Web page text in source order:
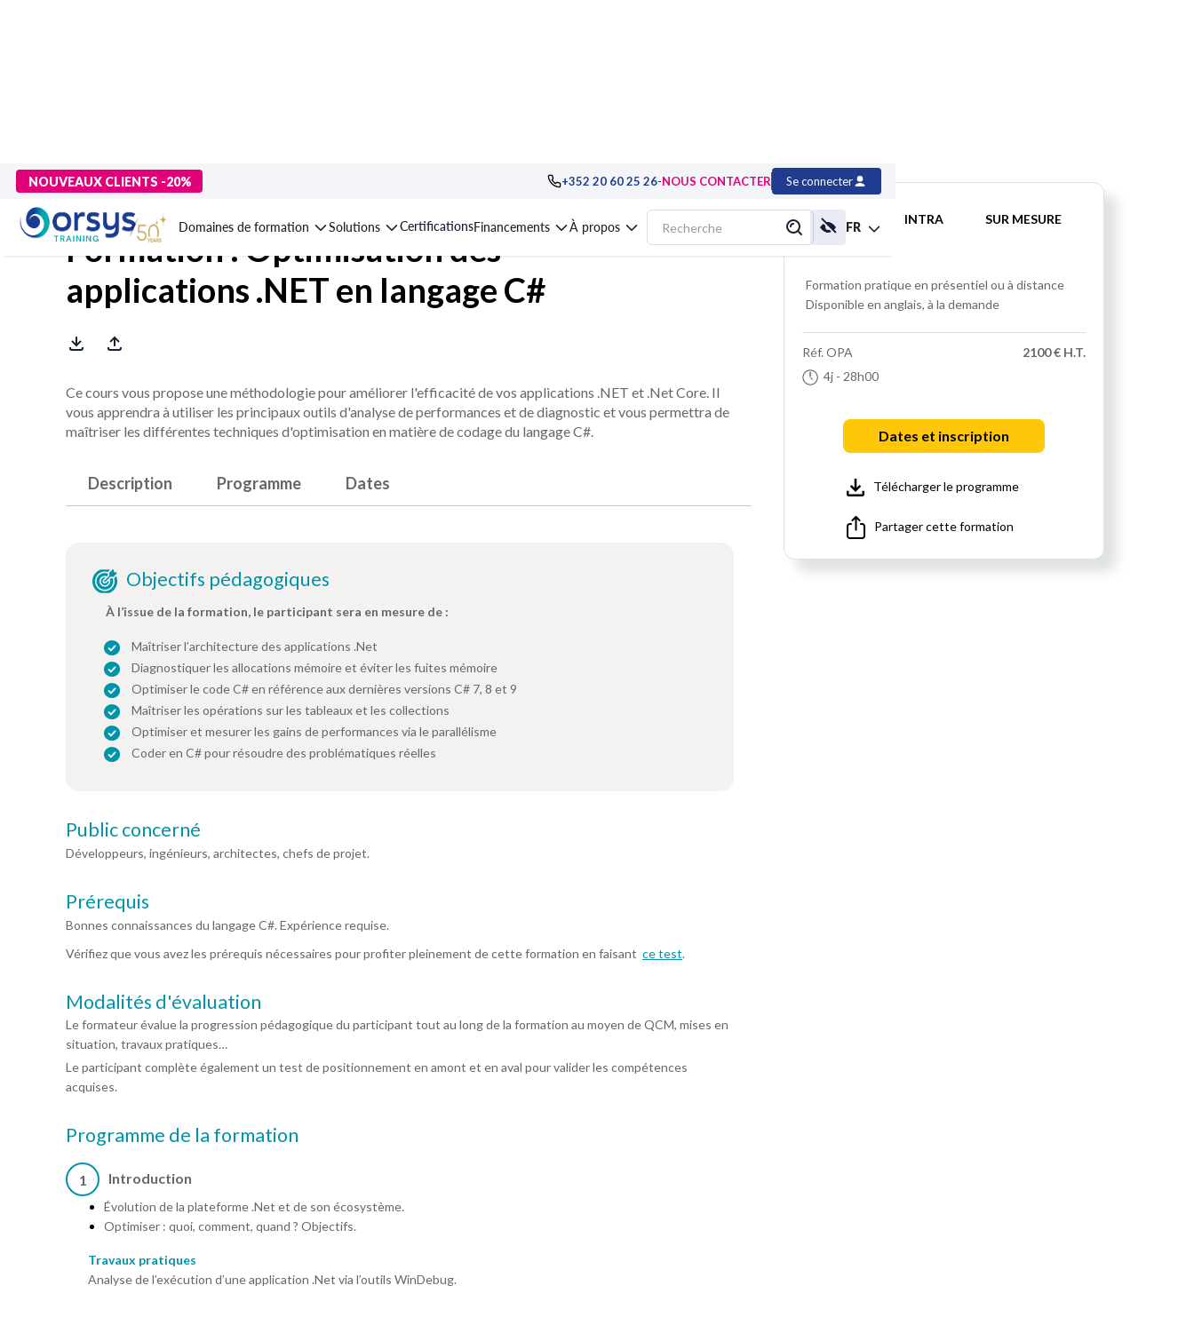
NOUVEAUX CLIENTS -20% +352 20 60 25 26-NOUS CONTACTER Se connecter
Domaines de formation Solutions CertificationsFinancements À propos FR
> Formations>Technologies numériques Formation Optimisation des applications .NET en langage C#
Formation : Optimisation des
applications .NET en langage C#
INTER INTRA SUR MESURE
Formation pratique en présentiel ou à distance
Disponible en anglais, à la demande
Réf. OPA
4j - 28h00
2100 € H.T.
Dates et inscription
Télécharger le programme
Partager cette formation
Ce cours vous propose une méthodologie pour améliorer l'efficacité de vos applications .NET et .Net Core. Il
vous apprendra à utiliser les principaux outils d'analyse de performances et de diagnostic et vous permettra de
maîtriser les différentes techniques d'optimisation en matière de codage du langage C#.
Description Programme Dates
Objectifs pédagogiques
À l’issue de la formation, le participant sera en mesure de :
Maîtriser l’architecture des applications .Net
Diagnostiquer les allocations mémoire et éviter les fuites mémoire
Optimiser le code C# en référence aux dernières versions C# 7, 8 et 9
Maîtriser les opérations sur les tableaux et les collections
Optimiser et mesurer les gains de performances via le parallélisme
Coder en C# pour résoudre des problématiques réelles
Public concerné
Développeurs, ingénieurs, architectes, chefs de projet.
Prérequis
Bonnes connaissances du langage C#. Expérience requise.
Vérifiez que vous avez les prérequis nécessaires pour profiter pleinement de cette formation en faisant ce test.
Modalités d'évaluation
Le formateur évalue la progression pédagogique du participant tout au long de la formation au moyen de QCM, mises en
situation, travaux pratiques…
Le participant complète également un test de positionnement en amont et en aval pour valider les compétences
acquises.
Programme de la formation
1 Introduction
Évolution de la plateforme .Net et de son écosystème.
Optimiser : quoi, comment, quand ? Objectifs.
Travaux pratiques
Analyse de l’exécution d’une application .Net via l’outils WinDebug.